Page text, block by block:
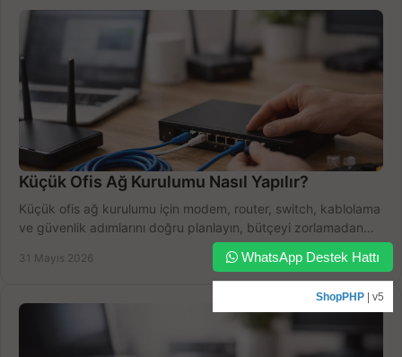
Küçük Ofis Ağ Kurulumu Nasıl Yapılır?
Küçük ofis ağ kurulumu için modem, router, switch, kablolama
ve güvenlik adımlarını doğru planlayın, bütçeyi zorlamadan
31 Mayıs 2026 WhatsApp Destek Hattı
ShopPHP | v5